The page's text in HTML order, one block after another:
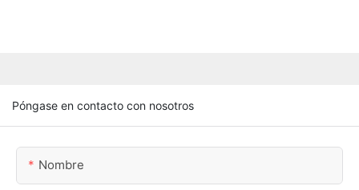
Póngase en contacto con nosotros
Nombre